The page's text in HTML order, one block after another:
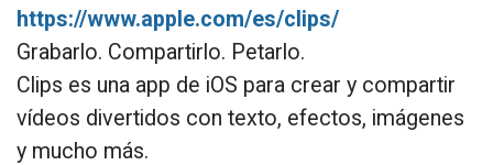
https://www.apple.com/es/clips/
Grabarlo. Compartirlo. Petarlo.
Clips es una app de iOS para crear y compartir
vídeos divertidos con texto, efectos, imágenes
y mucho más.